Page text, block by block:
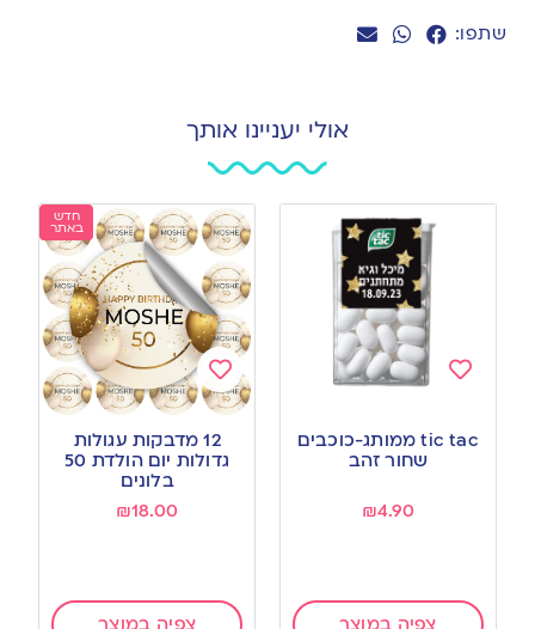
שתפו:
אולי יעניינו אותך
to
wishlist
tic tac ממותג-כוכבים
שחור זהב
₪4.90
חדש
באתר
Add
to
wishlist
12 מדבקות עגולות
גדולות יום הולדת 50
בלונים
₪18.00